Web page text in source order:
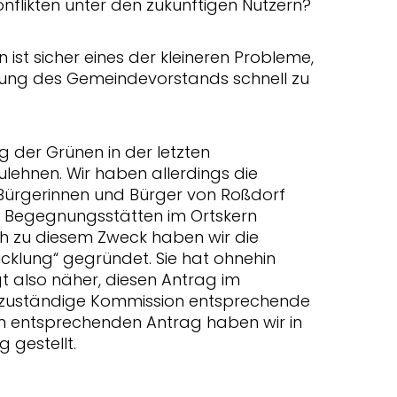
unter den zukünftigen Nutzern?
ist sicher eines der kleineren Probleme,
des Gemeindevorstands schnell zu
der Grünen in der letzten
Wir haben allerdings die
und Bürger von Roßdorf
im Ortskern
zu diesem Zweck haben wir die
gegründet. Sie hat ohnehin
also näher, diesen Antrag im
Kommission entsprechende
entsprechenden Antrag haben wir in
gestellt.